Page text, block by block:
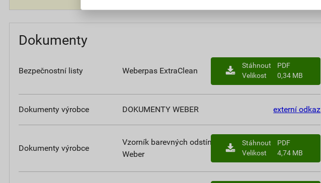
Dokumenty
Bezpečnostní listy Weberpas ExtraClean
Stáhnout
PDF
Velikost
0,34 MB
Dokumenty výrobce DOKUMENTY WEBER externí odkaz
Dokumenty výrobce
Vzorník barevných odstínů
Weber
Stáhnout
PDF
Velikost
4,74 MB